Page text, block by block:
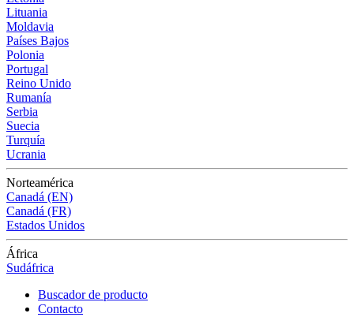
Lituania
Moldavia
Países Bajos
Polonia
Portugal
Reino Unido
Rumanía
Serbia
Suecia
Turquía
Ucrania
Norteamérica
Canadá (EN)
Canadá (FR)
Estados Unidos
África
Sudáfrica
Buscador de producto
Contacto